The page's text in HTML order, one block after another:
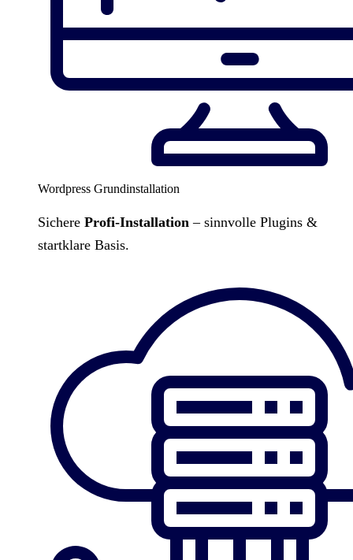
Wordpress Grundinstallation
Sichere Profi-Installation – sinnvolle Plugins &
startklare Basis.